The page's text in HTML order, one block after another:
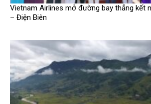
Vietnam Airlines mở đường bay thẳng kết
– Điện Biên